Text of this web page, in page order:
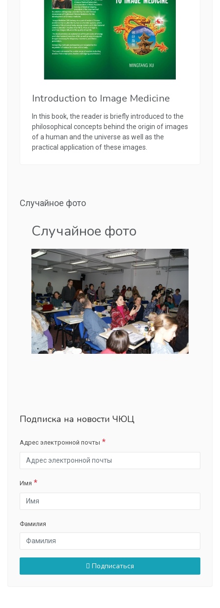
Introduction to Image Medicine
In this book, the reader is briefly introduced to the
philosophical concepts behind the origin of images
of a human and the universe as well as the
practical application of these images.
Случайное фото
Случайное фото
Подписка на новости ЧЮЦ
Адрес электронной почты
Имя
Фамилия
Подписаться